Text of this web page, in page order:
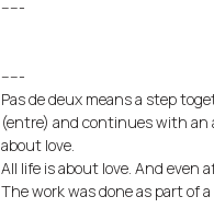
-----
-----
Pas de deux means a step
(entre) and continues with an
about love.
All life is about love. And even
The work was done as part of